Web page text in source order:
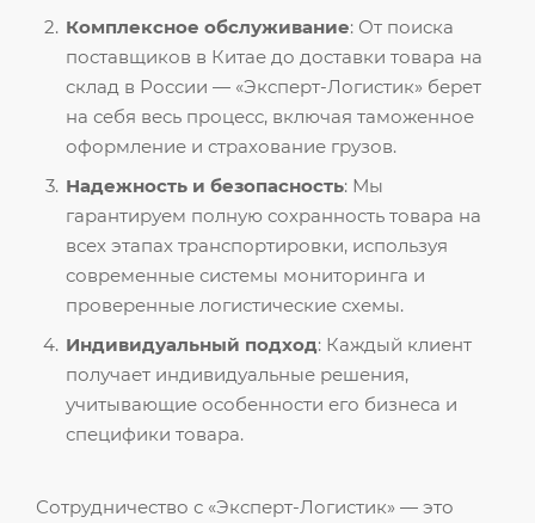
Комплексное обслуживание: От поиска
поставщиков в Китае до доставки товара на
склад в России — «Эксперт-Логистик» берет
на себя весь процесс, включая таможенное
оформление и страхование грузов.
Надежность и безопасность: Мы
гарантируем полную сохранность товара на
всех этапах транспортировки, используя
современные системы мониторинга и
проверенные логистические схемы.
Индивидуальный подход: Каждый клиент
получает индивидуальные решения,
учитывающие особенности его бизнеса и
специфики товара.
Сотрудничество с «Эксперт-Логистик» — это